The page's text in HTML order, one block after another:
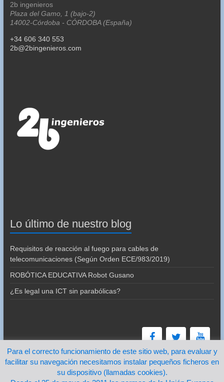
2b ingenieros
Plaza del Gamo, 1 (bajo-2)
14002-Córdoba - CÓRDOBA (España)
+34 606 340 553
2b@2bingenieros.com
Lo último de nuestro blog
Requisitos de reacción al fuego para cables de
telecomunicaciones (Según Orden ECE/983/2019)
ROBÓTICA EDUCATIVA Robot Gusano
¿Es legal una ICT sin parabólicas?
Para el correcto funcionamiento de este sitio web, para evaluar y
facilitar su navegación necesitamos instalar pequeños ficheros en
su dispositivo (llamadas cookies).